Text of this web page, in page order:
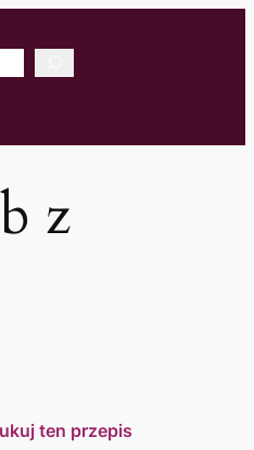
z
ten przepis